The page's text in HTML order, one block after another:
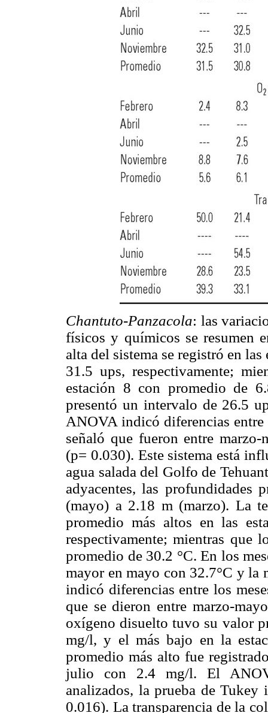
Chantuto-Panzacola: las
físicos y químicos se resumen
alta del sistema se registró en
31.5 ups, respectivamente;
estación 8 con promedio de
presentó un intervalo de 26.5
ANOVA indicó diferencias entre
señaló que fueron entre
(p= 0.030). Este sistema está
agua salada del Golfo de
adyacentes, las profundidades
(mayo) a 2.18 m (marzo). La
promedio más altos en las
respectivamente; mientras que
promedio de 30.2 °C. En los
mayor en mayo con 32.7°C y
indicó diferencias entre los
que se dieron entre marzo-
oxígeno disuelto tuvo su valor
mg/l, y el más bajo en la
promedio más alto fue
julio con 2.4 mg/l. El
analizados, la prueba de
0.016). La transparencia de la